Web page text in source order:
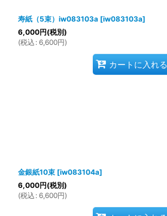
寿紙（5束）iw083103a [iw083103a]
6,000円(税別)
(税込 : 6,600円)
カートに入れる
金銀紙10束 [iw083104a]
6,000円(税別)
(税込 : 6,600円)